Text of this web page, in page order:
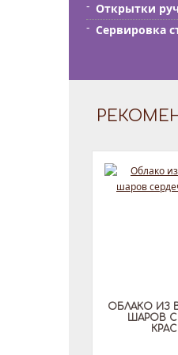
Открытки
Сервировка
ОБЛАКО ИЗ
ШАРОВ